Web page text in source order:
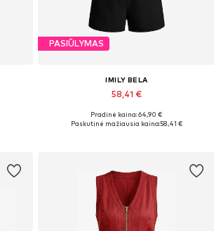
PASIŪLYMAS
IMILY BELA
58,41 €
Galimi dydžiai: 36, 38, 40, 42, 44
Pradinė kaina: 64,90 €
Paskutinė mažiausia kaina:58,41 €